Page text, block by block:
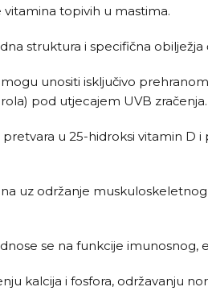
topivih u mastima.
struktura i specifična
unositi isključivo
pod utjecajem UVB zračenja.
u 25-hidroksi vitamin
uz održanje
se na funkcije
kalcija i fosfora, održavanju